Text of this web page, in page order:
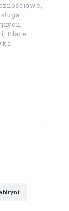
Place